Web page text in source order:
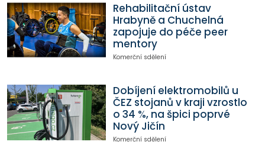
Rehabilitační ústav
Hrabyně a Chuchelná
zapojuje do péče peer
mentory
Komerční sdělení
Dobíjení elektromobilů u
ČEZ stojanů v kraji vzrostlo
o 34 %, na špici poprvé
Nový Jičín
Komerční sdělení